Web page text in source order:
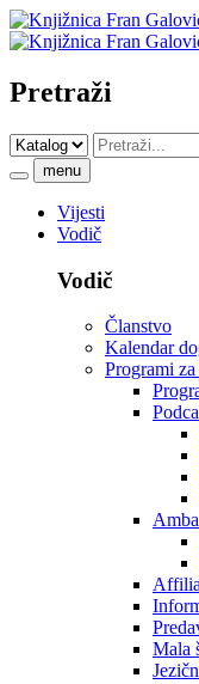
Pretraži
menu
Vijesti
Vodič
Vodič
Članstvo
Kalendar
Programi za
Mala